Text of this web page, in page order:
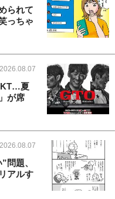
られて
っちゃ
2026.08.07
夏
が席
2026.08.07
問題、
アルす